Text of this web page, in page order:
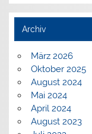
Archiv
März 2026
Oktober 2025
August 2024
Mai 2024
April 2024
August 2023